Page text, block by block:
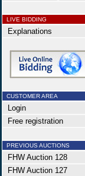
LIVE BIDDING
Explanations
CUSTOMER AREA
Login
Free registration
PREVIOUS AUCTIONS
FHW Auction 128
FHW Auction 127